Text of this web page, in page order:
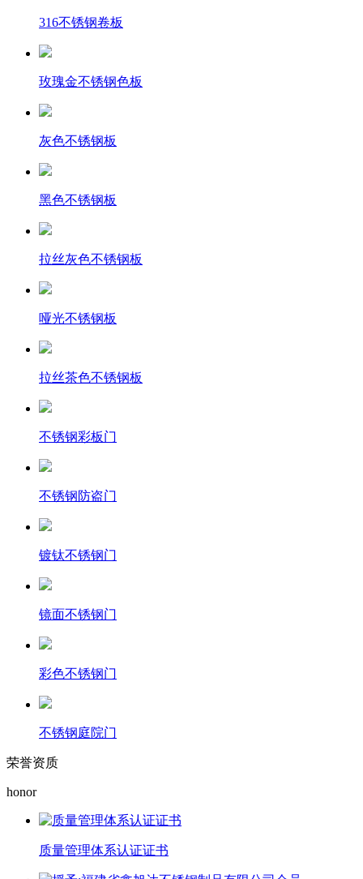
316不锈钢卷板
玫瑰金不锈钢色板
灰色不锈钢板
黑色不锈钢板
拉丝灰色不锈钢板
哑光不锈钢板
拉丝茶色不锈钢板
不锈钢彩板门
不锈钢防盗门
镀钛不锈钢门
镜面不锈钢门
彩色不锈钢门
不锈钢庭院门
荣誉资质
honor
质量管理体系认证证书